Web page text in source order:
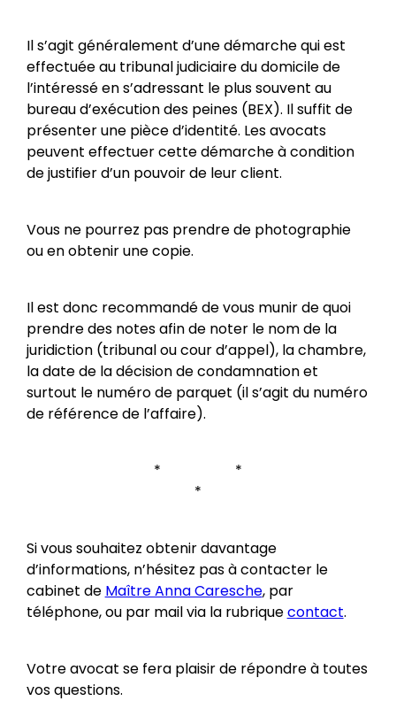
Il s’agit généralement d’une démarche qui est
effectuée au tribunal judiciaire du domicile de
l’intéressé en s’adressant le plus souvent au
bureau d’exécution des peines (BEX). Il suffit de
présenter une pièce d’identité. Les avocats
peuvent effectuer cette démarche à condition
de justifier d’un pouvoir de leur client.
Vous ne pourrez pas prendre de photographie
ou en obtenir une copie.
Il est donc recommandé de vous munir de quoi
prendre des notes afin de noter le nom de la
juridiction (tribunal ou cour d’appel), la chambre,
la date de la décision de condamnation et
surtout le numéro de parquet (il s’agit du numéro
de référence de l’affaire).
* *
*
Si vous souhaitez obtenir davantage
d’informations, n’hésitez pas à contacter le
cabinet de Maître Anna Caresche, par
téléphone, ou par mail via la rubriquecontact.
Votre avocat se fera plaisir de répondre à toutes
vos questions.